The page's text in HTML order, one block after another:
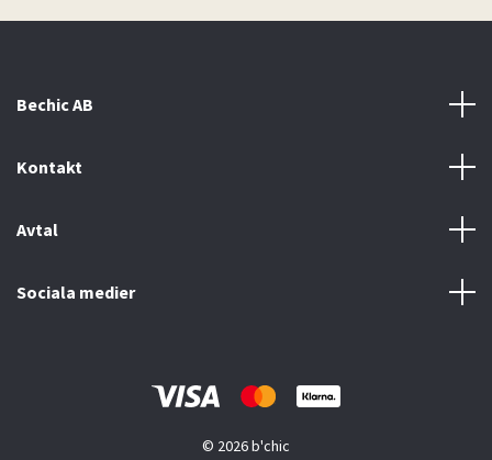
Bechic AB
Kontakt
Avtal
Sociala medier
© 2026 b'chic